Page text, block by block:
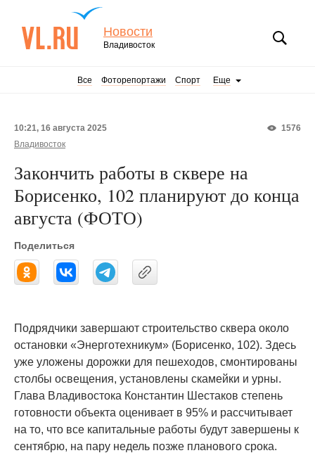
Новости
Владивосток
Все Фоторепортажи Спорт Еще
1576
10:21, 16 августа 2025
Владивосток
Закончить работы в сквере на
Борисенко, 102 планируют до конца
августа (ФОТО)
Поделиться
Подрядчики завершают строительство сквера около
остановки «Энерготехникум» (Борисенко, 102). Здесь
уже уложены дорожки для пешеходов, смонтированы
столбы освещения, установлены скамейки и урны.
Глава Владивостока Константин Шестаков степень
готовности объекта оценивает в 95% и рассчитывает
на то, что все капитальные работы будут завершены к
сентябрю, на пару недель позже планового срока.